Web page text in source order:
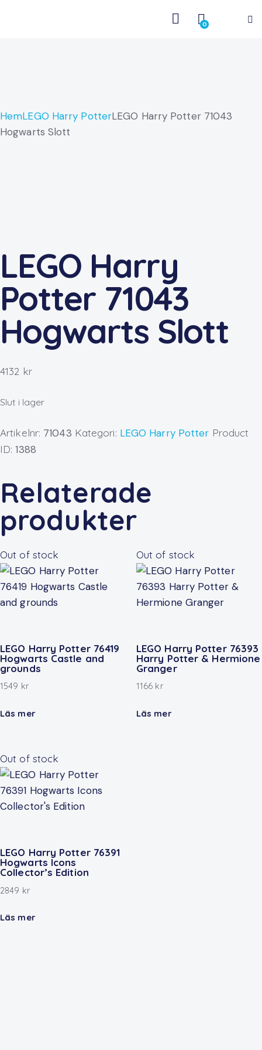
0
HemLEGO Harry PotterLEGO Harry Potter 71043
Hogwarts Slott
LEGO Harry
Potter 71043
Hogwarts Slott
4132 kr
Slut i lager
Artikelnr: 71043 Kategori: LEGO Harry Potter Product
ID:1388
Relaterade
produkter
Out of stock
LEGO Harry Potter 76419
Hogwarts Castle and
grounds
1549 kr
Läs mer
Out of stock
LEGO Harry Potter 76393
Harry Potter & Hermione
Granger
1166 kr
Läs mer
Out of stock
LEGO Harry Potter 76391
Hogwarts Icons
Collector’s Edition
2849 kr
Läs mer